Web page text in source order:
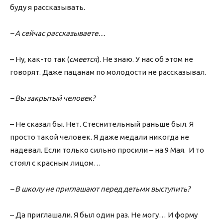
буду я рассказывать.
– А сейчас рассказываете…
– Ну, как-то так (смеется). Не знаю. У нас об этом не
говорят. Даже пацанам по молодости не рассказывал.
– Вы закрытый человек?
– Не сказал бы. Нет. Стеснительный раньше был. Я
просто такой человек. Я даже медали никогда не
надевал. Если только сильно просили – на 9 Мая. И то
стоял с красным лицом…
– В школу не приглашают перед детьми выступить?
– Да приглашали. Я был один раз. Не могу… И форму